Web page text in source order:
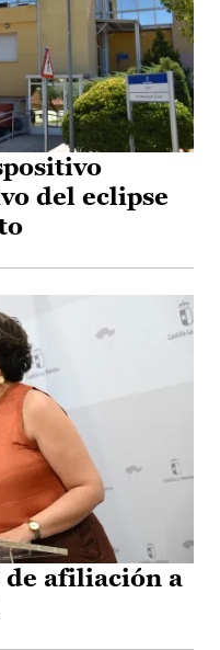
del eclipse
de afiliación a